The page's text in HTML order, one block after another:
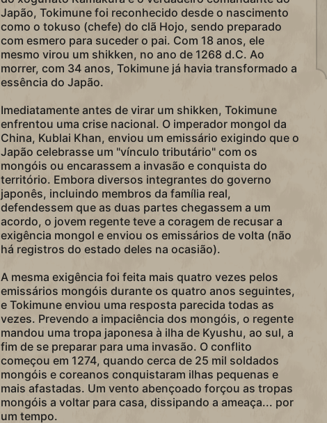
Japão, Tokimune foi reconhecido desde o nascimento
como o tokuso (chefe) do clã Hojo, sendo preparado
com esmero para suceder o pai. Com 18 anos, ele
mesmo virou um shikken, no ano de 1268 d.C. Ao
morrer, com 34 anos, Tokimune já havia transformado a
essência do Japão.
Imediatamente antes de virar um shikken, Tokimune
enfrentou uma crise nacional. O imperador mongol da
China, Kublai Khan, enviou um emissário exigindo que o
Japão celebrasse um "vínculo tributário" com os
mongóis ou encarassem a invasão e conquista do
território. Embora diversos integrantes do governo
japonês, incluindo membros da família real,
defendessem que as duas partes chegassem a um
acordo, o jovem regente teve a coragem de recusar a
exigência mongol e enviou os emissários de volta (não
há registros do estado deles na ocasião).
A mesma exigência foi feita mais quatro vezes pelos
emissários mongóis durante os quatro anos seguintes,
e Tokimune enviou uma resposta parecida todas as
vezes. Prevendo a impaciência dos mongóis, o regente
mandou uma tropa japonesa à ilha de Kyushu, ao sul, a
fim de se preparar para uma invasão. O conflito
começou em 1274, quando cerca de 25 mil soldados
mongóis e coreanos conquistaram ilhas pequenas e
mais afastadas. Um vento abençoado forçou as tropas
mongóis a voltar para casa, dissipando a ameaça... por
um tempo.